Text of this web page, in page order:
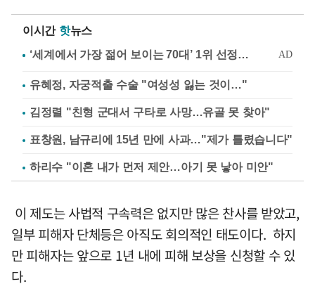
이시간 핫뉴스
유혜정, 자궁적출 수술 "여성성 잃는 것이…"
김정렬 "친형 군대서 구타로 사망…유골 못 찾아"
표창원, 남규리에 15년 만에 사과…"제가 틀렸습니다"
하리수 "이혼 내가 먼저 제안…아기 못 낳아 미안"
이 제도는 사법적 구속력은 없지만 많은 찬사를 받았고,
일부 피해자 단체등은 아직도 회의적인 태도이다. 하지
만 피해자는 앞으로 1년 내에 피해 보상을 신청할 수 있
다.